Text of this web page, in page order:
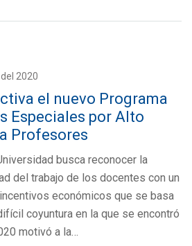
2020
el nuevo Programa
Especiales por Alto
Profesores
busca reconocer la
del trabajo de los docentes con un
económicos que se basa
coyuntura en la que se encontró
motivó a la…